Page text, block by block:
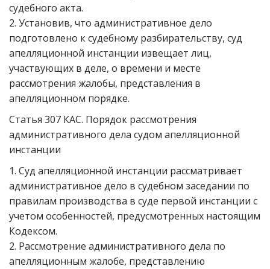
судебного акта.
2. Установив, что административное дело
подготовлено к судебному разбирательству, суд
апелляционной инстанции извещает лиц,
участвующих в деле, о времени и месте
рассмотрения жалобы, представления в
апелляционном порядке.
Статья 307 КАС. Порядок рассмотрения
административного дела судом апелляционной
инстанции
1. Суд апелляционной инстанции рассматривает
административное дело в судебном заседании по
правилам производства в суде первой инстанции с
учетом особенностей, предусмотренных настоящим
Кодексом.
2. Рассмотрение административного дела по
апелляционным жалобе, представлению